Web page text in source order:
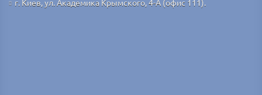
г. Киев, ул. Академика Крымского, 4-А (офис 111).